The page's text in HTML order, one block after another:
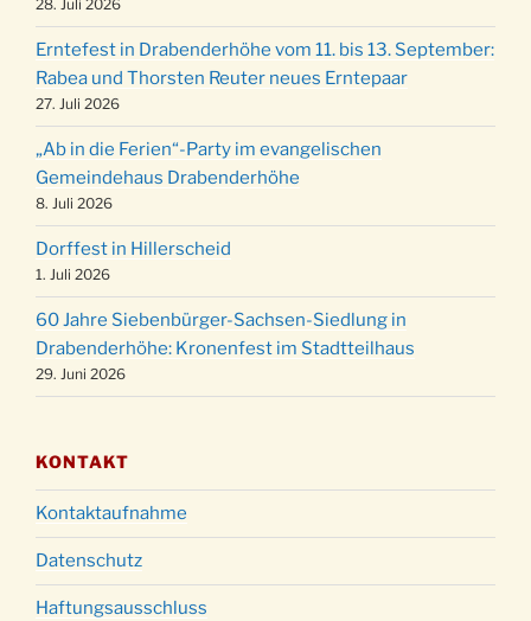
24.12.
Familiengottesdienst mit Krippenspiel im Ev.
Gemeindehaus um 15:00 Uhr
24.12. Familiengottesdienst in der FeG um 16 Uhr
24.12.
Weihnachtsgottesdienst in der Kirche um
15:00 Uhr
24.12.
Weihnachtsgottesdienst in der Kirche um
18:00 Uhr
24.12.
Christmette mit der ev. Jugend in der Kirche
um 23:00 Uhr
31.12.
Gottesdienst zu Silvester in der Kirche um
18:00 Uhr
28. Juli 2026
Erntefest in Drabenderhöhe vom 11. bis 13. September:
Rabea und Thorsten Reuter neues Erntepaar
27. Juli 2026
„Ab in die Ferien“-Party im evangelischen
Gemeindehaus Drabenderhöhe
8. Juli 2026
Dorffest in Hillerscheid
1. Juli 2026
60 Jahre Siebenbürger-Sachsen-Siedlung in
Drabenderhöhe: Kronenfest im Stadtteilhaus
29. Juni 2026
KONTAKT
Kontaktaufnahme
Datenschutz
Haftungsausschluss